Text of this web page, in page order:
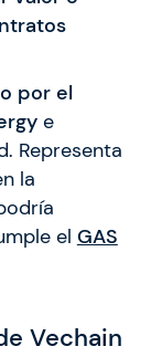
por el
e
Representa
la
el GAS
Vechain